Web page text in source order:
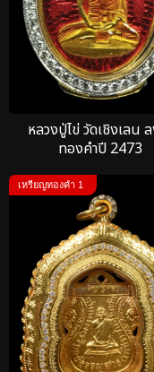
หลวงปู่ไข่ วัดเชิงเลน
ทองคำปี 2473
เหรียญทองคำ 1